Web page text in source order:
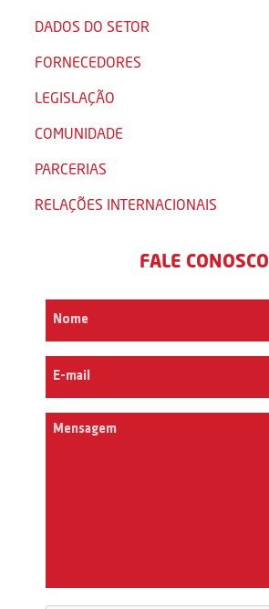
DADOS DO SETOR
FORNECEDORES
LEGISLAÇÃO
COMUNIDADE
PARCERIAS
RELAÇÕES INTERNACIONAIS
FALE CONOSCO